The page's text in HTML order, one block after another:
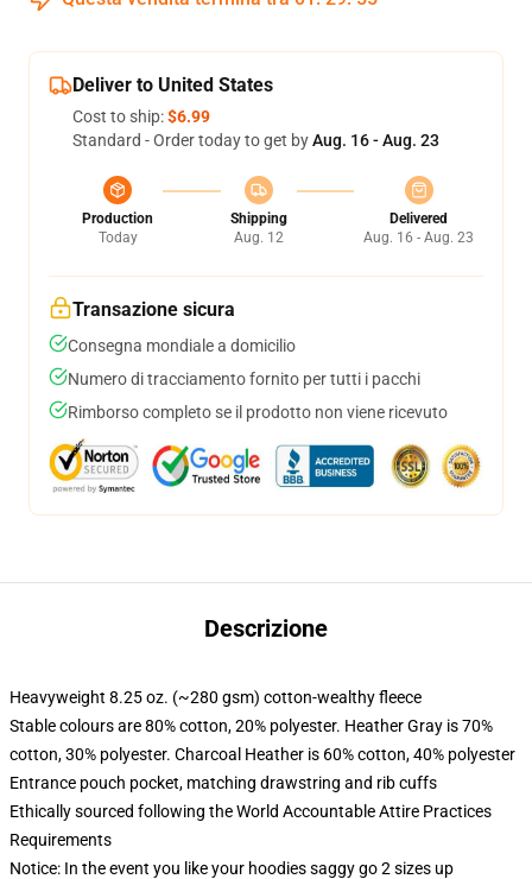
Deliver to United States
Cost to ship:$6.99
Standard - Order today to get byAug. 16 - Aug. 23
Production
Today
Shipping
Aug. 12
Delivered
Aug. 16 - Aug. 23
Transazione sicura
Consegna mondiale a domicilio
Numero di tracciamento fornito per tutti i pacchi
Rimborso completo se il prodotto non viene ricevuto
Descrizione
Heavyweight 8.25 oz. (~280 gsm) cotton-wealthy fleece
Stable colours are 80% cotton, 20% polyester. Heather Gray is 70%
cotton, 30% polyester. Charcoal Heather is 60% cotton, 40% polyester
Entrance pouch pocket, matching drawstring and rib cuffs
Ethically sourced following the World Accountable Attire Practices
Requirements
Notice: In the event you like your hoodies saggy go 2 sizes up